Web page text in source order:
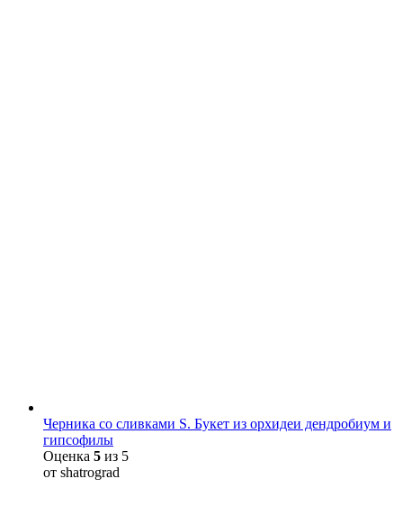
Черника со сливками S. Букет из орхидеи дендробиум и
гипсофилы
Оценка 5 из 5
от shatrograd